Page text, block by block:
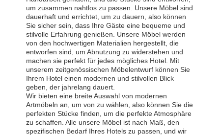
um zusammen nahtlos zu passen. Unsere Möbel sind
dauerhaft und errichtet, um zu dauern, also können
Sie sicher sein, dass Ihre Gäste eine bequeme und
stilvolle Erfahrung genießen. Unsere Möbel werden
von den hochwertigen Materialien hergestellt, die
entworfen sind, um Abnutzung zu widerstehen und
machen sie perfekt für jedes mögliches Hotel. Mit
unserem zeitgenössischen Möbelentwurf können Sie
Ihrem Hotel einen modernen und stilvollen Blick
geben, der jahrelang dauert.
Wir bieten eine breite Auswahl von modernen
Artmöbeln an, um von zu wählen, also können Sie die
perfekten Stücke finden, um die perfekte Atmosphäre
zu schaffen. Alle unsere Möbel ist nach Maß, den
spezifischen Bedarf Ihres Hotels zu passen, und wir